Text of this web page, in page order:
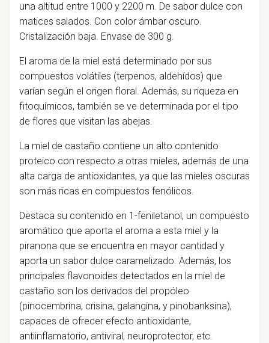
una altitud entre 1000 y 2200 m. De sabor dulce con
matices salados. Con color ámbar oscuro.
Cristalización baja. Envase de 300 g.
El aroma de la miel está determinado por sus
compuestos volátiles (terpenos, aldehídos) que
varían según el origen floral. Además, su riqueza en
fitoquímicos, también se ve determinada por el tipo
de flores que visitan las abejas.
La miel de castaño contiene un alto contenido
proteico con respecto a otras mieles, además de una
alta carga de antioxidantes, ya que las mieles oscuras
son más ricas en compuestos fenólicos.
Destaca su contenido en 1-feniletanol, un compuesto
aromático que aporta el aroma a esta miel y la
piranona que se encuentra en mayor cantidad y
aporta un sabor dulce caramelizado. Además, los
principales flavonoides detectados en la miel de
castaño son los derivados del propóleo
(pinocembrina, crisina, galangina, y pinobanksina),
capaces de ofrecer efecto antioxidante,
antiinflamatorio, antiviral, neuroprotector, etc.